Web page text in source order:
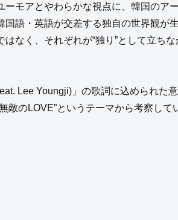
ーモアとやわらかな視点に、韓国のア
語・英語が交差する独自の世界観が
なく、それぞれが“独り”として立ち
Lee Youngji)」の歌詞に込められた
敵のLOVE”というテーマから考察して